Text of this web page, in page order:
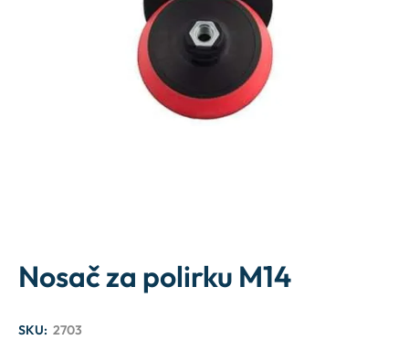
Nosač za polirku M14
SKU: 2703